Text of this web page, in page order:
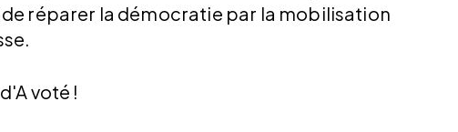
réparer la démocratie par la mobilisation
voté !